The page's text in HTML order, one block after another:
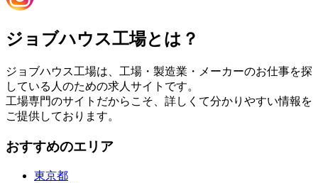
ジョブハウス工場とは？
ジョブハウス工場は、工場・製造業・メーカーのお仕事を探
している人のための求人サイトです。
工場専門のサイトだからこそ、詳しくて分かりやすい情報を
ご提供しております。
おすすめのエリア
東京都